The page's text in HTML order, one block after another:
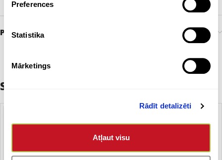
Preferences
Statistika
Mārketings
Rādīt detalizēti
Atļaut visu
BIRKA Pārstrādāts papīrs
Preces pasūtīšana un piegāde
Saistītie produkti